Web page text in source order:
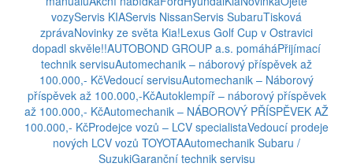
vozyServis KIAServis NissanServis SubaruTisková
zprávaNovinky ze světa Kia!Lexus Golf Cup v Ostravici
dopadl skvěle!!AUTOBOND GROUP a.s. pomáháPřijímací
technik servisuAutomechanik – náborový příspěvek až
100.000,- KčVedoucí servisuAutomechanik – Náborový
příspěvek až 100.000,-KčAutoklempíř – náborový příspěvek
až 100.000,- KčAutomechanik – NÁBOROVÝ PŘÍSPĚVEK AŽ
100.000,- KčProdejce vozů – LCV specialistaVedoucí prodeje
nových LCV vozů TOYOTAAutomechanik Subaru /
SuzukiGaranční technik servisu